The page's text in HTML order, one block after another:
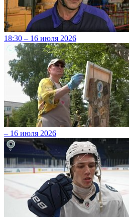
18:30 – 16 июля 2026
– 16 июля 2026